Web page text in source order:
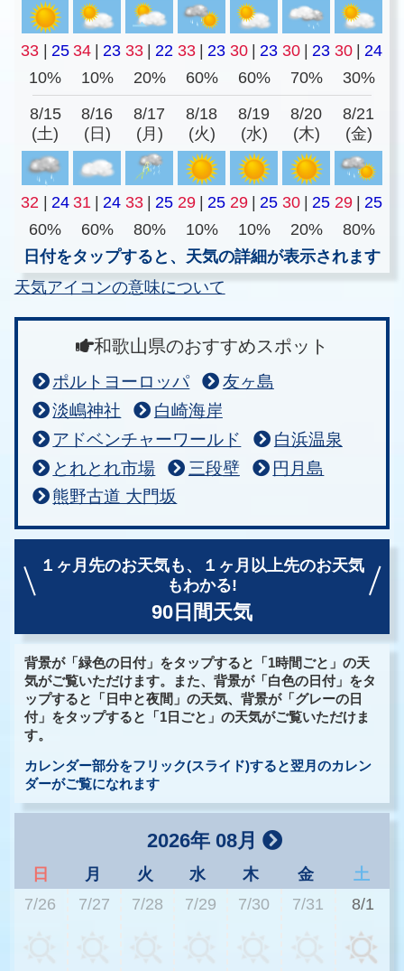
33 | 25 34 | 23 33 | 22 33 | 23 30 | 23 30 | 23 30 | 24
10%
10% 20% 60% 60% 70% 30%
8/15
(土)
8/16
(日)
8/17
(月)
8/18
(火)
8/19
(水)
8/20
(木)
8/21
(金)
32 | 24 31 | 24 33 | 25 29 | 25 29 | 25 30 | 25 29 | 25
60%
60% 80% 10% 10% 20%
80%
日付をタップすると、天気の詳細が表示されます
天気アイコンの意味について
和歌山県のおすすめスポット
ポルトヨーロッパ
友ヶ島
淡嶋神社
白崎海岸
アドベンチャーワールド
白浜温泉
とれとれ市場
三段壁
円月島
熊野古道 大門坂
１ヶ月先のお天気も、
１ヶ月以上先のお天気
もわかる!
90日間天気
背景が「緑色の日付」をタップすると「1時間ごと」の天
気がご覧いただけます。また、背景が「白色の日付」をタ
ップすると「日中と夜間」の天気、背景が「グレーの日
付」をタップすると「1日ごと」の天気がご覧いただけま
す。
カレンダー部分をフリック(スライド)すると翌月のカレン
ダーがご覧になれます
2026年 08月
日 月 火 水 木 金
土
7/26
7/27 7/28 7/29 7/30 7/31 8/1